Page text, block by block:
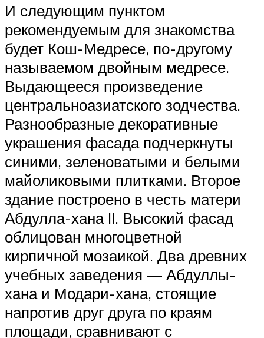
И следующим пунктом
рекомендуемым для знакомства
будет Кош-Медресе, по-другому
называемом двойным медресе.
Выдающееся произведение
центральноазиатского зодчества.
Разнообразные декоративные
украшения фасада подчеркнуты
синими, зеленоватыми и белыми
майоликовыми плитками. Второе
здание построено в честь матери
Абдулла-хана II. Высокий фасад
облицован многоцветной
кирпичной мозаикой. Два древних
учебных заведения — Абдуллы-
хана и Модари-хана, стоящие
напротив друг друга по краям
площади, сравнивают с